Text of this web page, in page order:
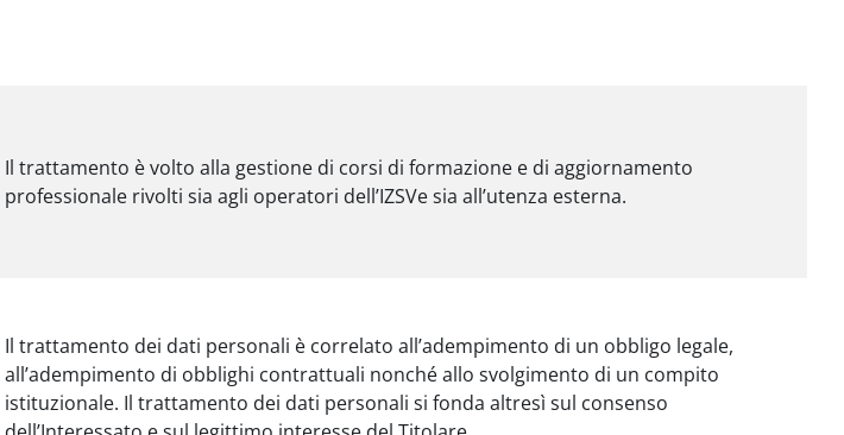
Il trattamento è volto alla gestione di corsi di formazione e di aggiornamento
professionale rivolti sia agli operatori dell’IZSVe sia all’utenza esterna.
Il trattamento dei dati personali è correlato all’adempimento di un obbligo legale,
all’adempimento di obblighi contrattuali nonché allo svolgimento di un compito
istituzionale. Il trattamento dei dati personali si fonda altresì sul consenso